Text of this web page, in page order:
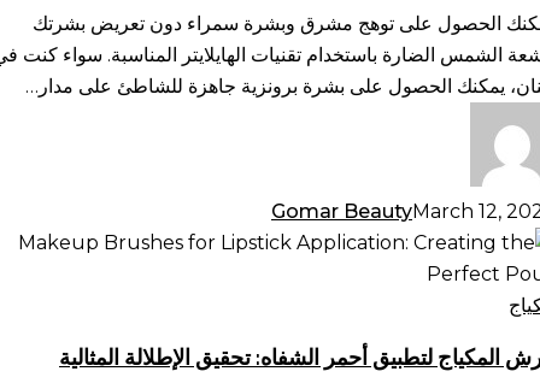
الحصول على توهج مشرق وبشرة سمراء دون تعريض بشرتك
الشمس الضارة باستخدام تقنيات الهايلايتر المناسبة. سواء كنت
يمكنك الحصول على بشرة برونزية جاهزة للشاطئ على مدار…
Gomar BeautyMarch 12,
المكياج لتطبيق أحمر الشفاه: تحقيق الإطلالة المثالية